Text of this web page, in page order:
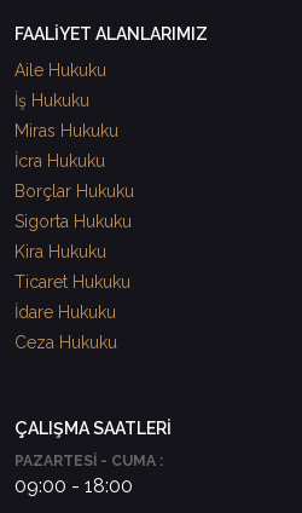
FAALİYET ALANLARIMIZ
Aile Hukuku
İş Hukuku
Miras Hukuku
İcra Hukuku
Borçlar Hukuku
Sigorta Hukuku
Kira Hukuku
Ticaret Hukuku
İdare Hukuku
Ceza Hukuku
ÇALIŞMA SAATLERİ
PAZARTESİ - CUMA :
09:00 - 18:00